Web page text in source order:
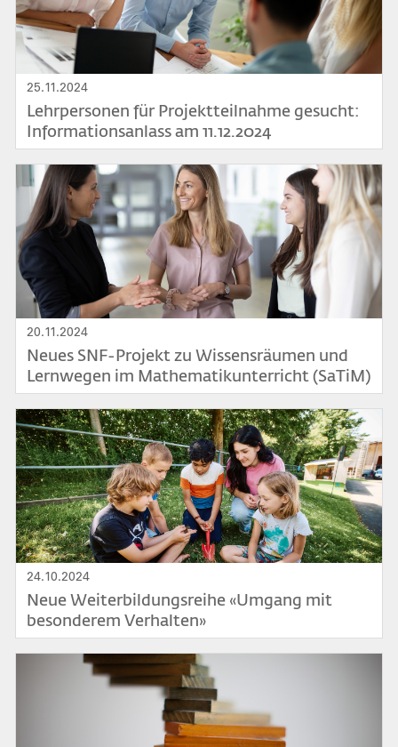
25.11.2024
Lehrpersonen für Projektteilnahme gesucht:
Informationsanlass am 11.12.2024
20.11.2024
Neues SNF-Projekt zu Wissensräumen und
Lernwegen im Mathematikunterricht (SaTiM)
Bild
24.10.2024
Neue Weiterbildungsreihe «Umgang mit
besonderem Verhalten»